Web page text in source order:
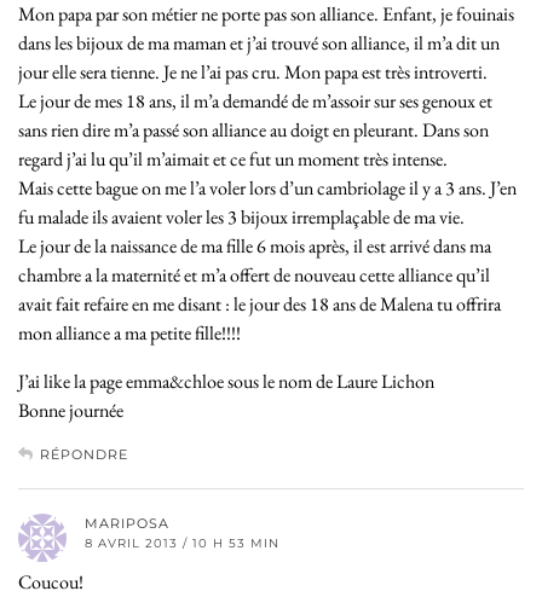
Mon papa par son métier ne porte pas son alliance. Enfant, je fouinais
dans les bijoux de ma maman et j’ai trouvé son alliance, il m’a dit un
jour elle sera tienne. Je ne l’ai pas cru. Mon papa est très introverti.
Le jour de mes 18 ans, il m’a demandé de m’assoir sur ses genoux et
sans rien dire m’a passé son alliance au doigt en pleurant. Dans son
regard j’ai lu qu’il m’aimait et ce fut un moment très intense.
Mais cette bague on me l’a voler lors d’un cambriolage il y a 3 ans. J’en
fu malade ils avaient voler les 3 bijoux irremplaçable de ma vie.
Le jour de la naissance de ma fille 6 mois après, il est arrivé dans ma
chambre a la maternité et m’a offert de nouveau cette alliance qu’il
avait fait refaire en me disant : le jour des 18 ans de Malena tu offrira
mon alliance a ma petite fille!!!!
J’ai like la page emma&chloe sous le nom de Laure Lichon
Bonne journée
RÉPONDRE
MARIPOSA
8 AVRIL 2013 / 10 H 53 MIN
Coucou!